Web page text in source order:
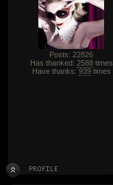
Posts: 22826
Has thanked: 2588times
Have thanks: 939times